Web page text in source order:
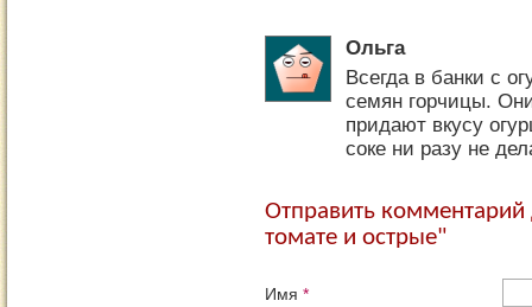
Ольга
Всегда в банки с
семян горчицы.
придают вкусу
соке ни разу не
Отправить
томате и острые"
Имя *